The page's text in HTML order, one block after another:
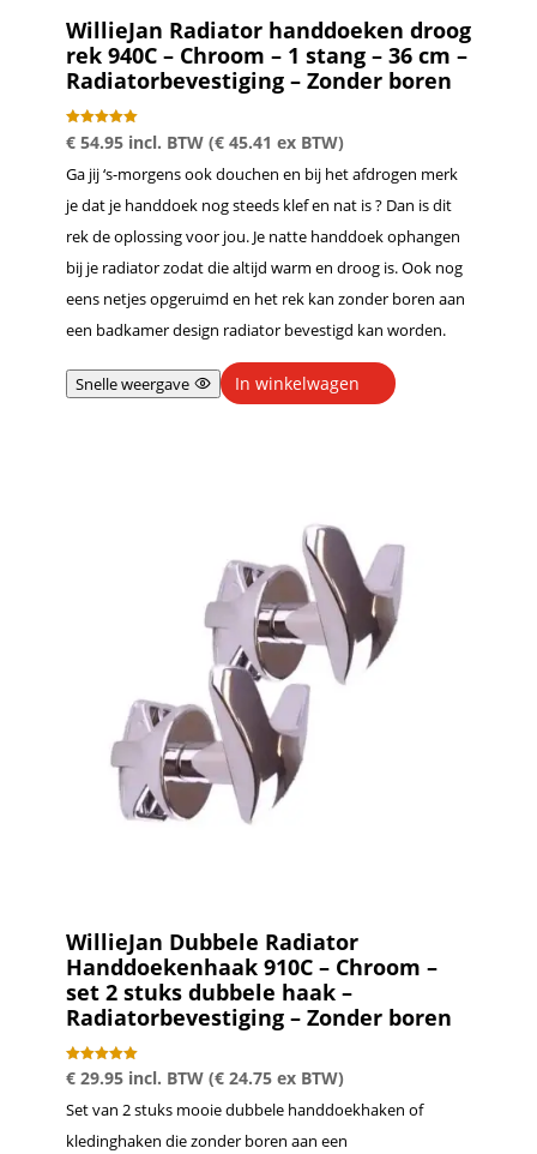
WillieJan Radiator handdoeken droog
rek 940C – Chroom – 1 stang – 36 cm –
Radiatorbevestiging – Zonder boren
Gewaardeer
d
uit 5
€54.95 incl. BTW (€45.41 ex BTW)
Ga jij ‘s-morgens ook douchen en bij het afdrogen merk
je dat je handdoek nog steeds klef en nat is ? Dan is dit
rek de oplossing voor jou. Je natte handdoek ophangen
bij je radiator zodat die altijd warm en droog is. Ook nog
eens netjes opgeruimd en het rek kan zonder boren aan
een badkamer design radiator bevestigd kan worden.
Snelle weergave In winkelwagen
WillieJan Dubbele Radiator
Handdoekenhaak 910C – Chroom –
set 2 stuks dubbele haak –
Radiatorbevestiging – Zonder boren
Gewaardeer
d
uit 5
€29.95 incl. BTW (€24.75ex BTW)
Set van 2 stuks mooie dubbele handdoekhaken of
kledinghaken die zonder boren aan een